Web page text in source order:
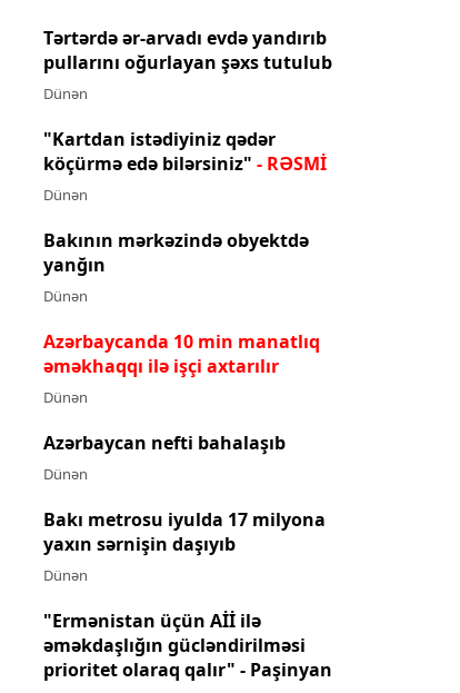
Tərtərdə ər-arvadı evdə yandırıb
pullarını oğurlayan şəxs tutulub
Dünən
"Kartdan istədiyiniz qədər
köçürmə edə bilərsiniz" - RƏSMİ
Dünən
Bakının mərkəzində obyektdə
yanğın
Dünən
Azərbaycanda 10 min manatlıq
əməkhaqqı ilə işçi axtarılır
Dünən
Azərbaycan nefti bahalaşıb
Dünən
Bakı metrosu iyulda 17 milyona
yaxın sərnişin daşıyıb
Dünən
"Ermənistan üçün Aİİ ilə
əməkdaşlığın gücləndirilməsi
prioritet olaraq qalır" - Paşinyan